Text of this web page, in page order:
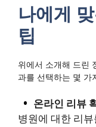
나에게
팁
위에서 소개해 드린
과를 선택하는 몇 가
온라인 리뷰
병원에 대한 리